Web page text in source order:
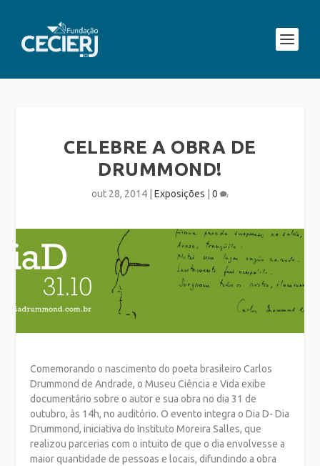
CELEBRE A OBRA DE
DRUMMOND!
out 28, 2014 Exposições 0
Comemorando o nascimento do poeta brasileiro Carlos
Drummond de Andrade, o Museu Ciência e Vida exibe
documentário sobre o autor e sua obra no dia 31 de
outubro, às 14h, no auditório. O evento integra o Dia D- Dia
Drummond, iniciativa do Instituto Moreira Salles, que
realizou parcerias com o intuito de que o dia envolvesse a
maior quantidade de pessoas e locais, difundindo a obra